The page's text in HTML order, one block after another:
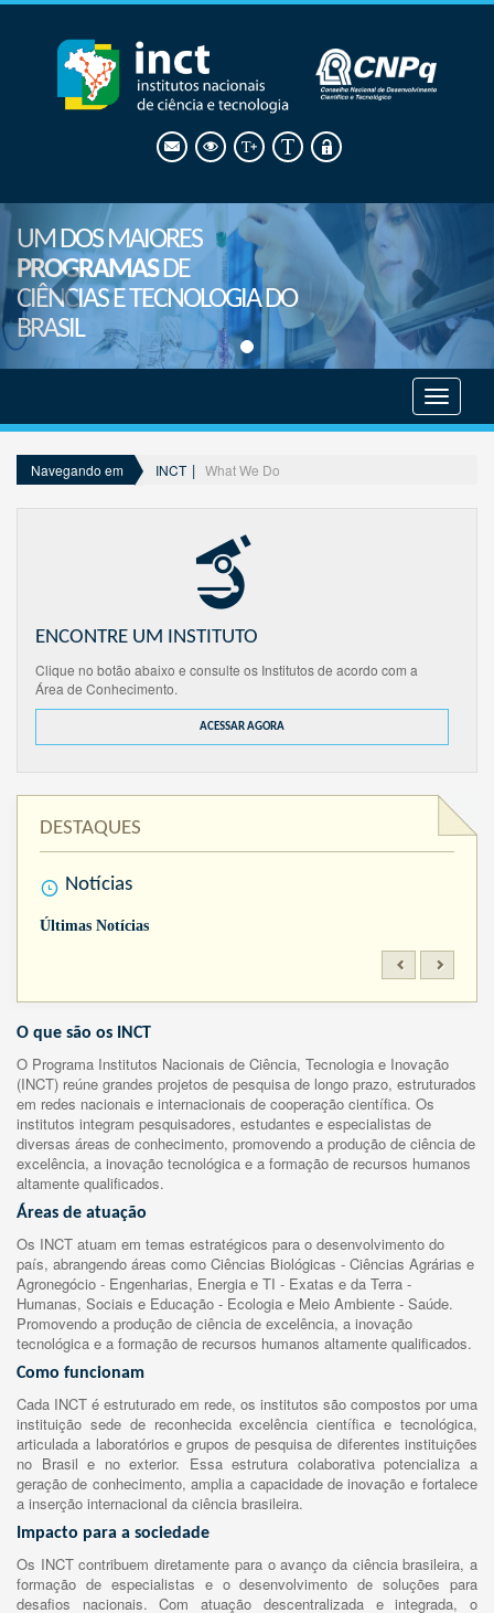
UM DOS MAIORES
PROGRAMASDE
CIÊNCIAS E TECNOLOGIA DO
BRASIL
menu
Navegando em INCT What We Do
ENCONTRE UM INSTITUTO
Clique no botão abaixo e consulte os Institutos de acordo com a
Área de Conhecimento.
ACESSAR AGORA
DESTAQUES
Notícias
Últimas Notícias
O que são os INCT
O Programa Institutos Nacionais de Ciência, Tecnologia e Inovação
(INCT) reúne grandes projetos de pesquisa de longo prazo, estruturados
em redes nacionais e internacionais de cooperação científica. Os
institutos integram pesquisadores, estudantes e especialistas de
diversas áreas de conhecimento, promovendo a produção de ciência de
excelência, a inovação tecnológica e a formação de recursos humanos
altamente qualificados.
Áreas de atuação
Os INCT atuam em temas estratégicos para o desenvolvimento do
país, abrangendo áreas como Ciências Biológicas - Ciências Agrárias e
Agronegócio - Engenharias, Energia e TI - Exatas e da Terra -
Humanas, Sociais e Educação - Ecologia e Meio Ambiente - Saúde.
Promovendo a produção de ciência de excelência, a inovação
tecnológica e a formação de recursos humanos altamente qualificados.
Como funcionam
Cada INCT é estruturado em rede, os institutos são compostos por uma
instituição sede de reconhecida excelência científica e tecnológica,
articulada a laboratórios e grupos de pesquisa de diferentes instituições
no Brasil e no exterior. Essa estrutura colaborativa potencializa a
geração de conhecimento, amplia a capacidade de inovação e fortalece
a inserção internacional da ciência brasileira.
Impacto para a sociedade
Os INCT contribuem diretamente para o avanço da ciência brasileira, a
formação de especialistas e o desenvolvimento de soluções para
desafios nacionais. Com atuação descentralizada e integrada, o